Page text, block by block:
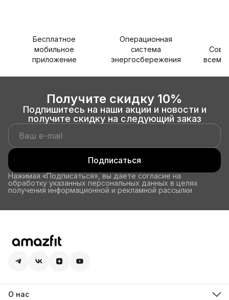
Бесплатное
мобильное
приложение
Операционная
система
энергосбережения
всеми
Получите скидку 10%
Подпишитесь на наши акции и новости и
получите скидку на следующий заказ
Подписаться
Нажимая «Подписаться», вы даете согласие на
обработку указанных персональных данных в целях
получения информационной и рекламной рассылки
О нас